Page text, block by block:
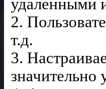
удаленными
2.
т.д.
3.